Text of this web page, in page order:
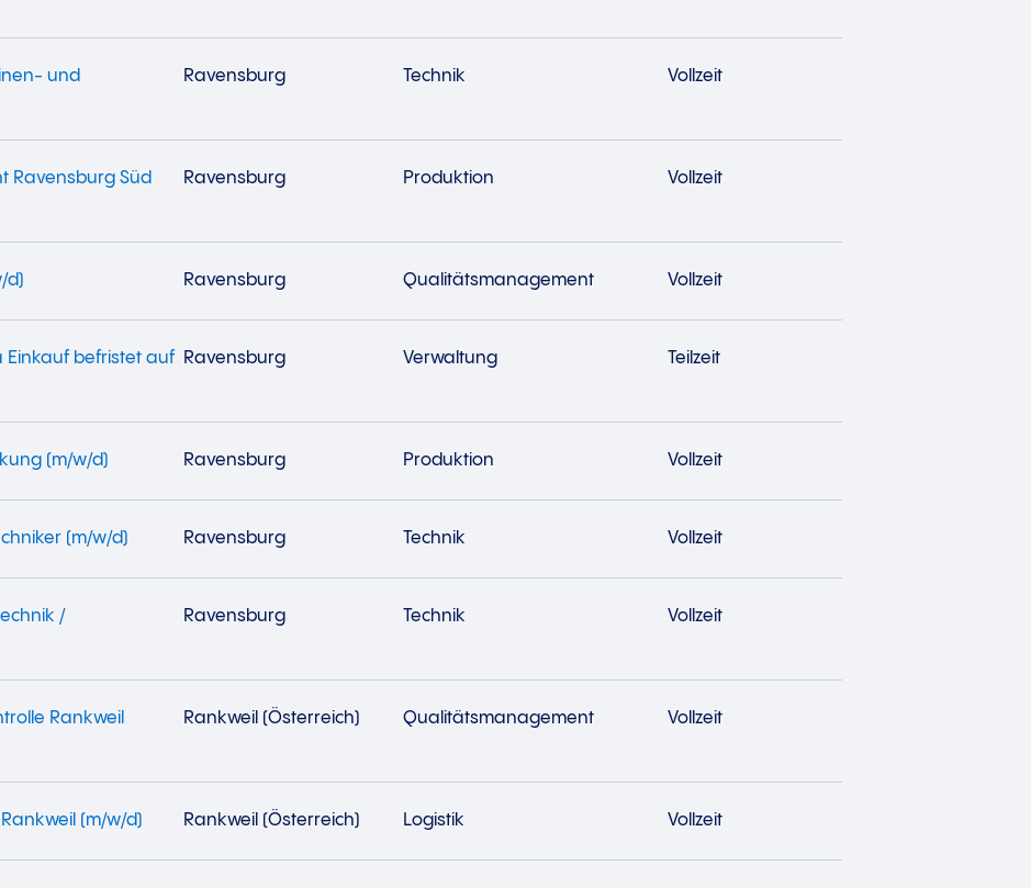
und
Ravensburg Technik Vollzeit
Ravensburg Süd
Ravensburg Produktion Vollzeit
d) Ravensburg Qualitätsmanagement Vollzeit
Einkauf befristet auf Ravensburg Verwaltung Teilzeit
(m/w/d) Ravensburg Produktion Vollzeit
(m/w/d) Ravensburg Technik Vollzeit
/
Ravensburg Technik Vollzeit
Rankweil
Rankweil (Österreich) Qualitätsmanagement Vollzeit
(m/w/d) Rankweil (Österreich) Logistik Vollzeit